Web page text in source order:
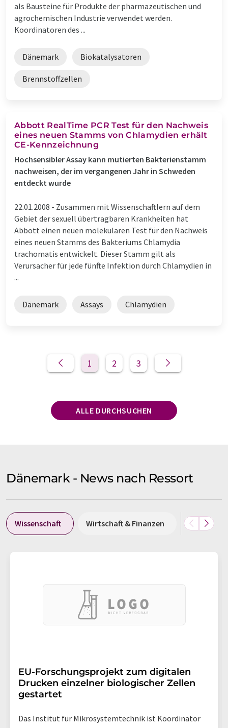
als Bausteine für Produkte der pharmazeutischen und
agrochemischen Industrie verwendet werden.
Koordinatoren des ...
Dänemark Biokatalysatoren
Brennstoffzellen
Abbott RealTime PCR Test für den Nachweis
eines neuen Stamms von Chlamydien erhält
CE-Kennzeichnung
Hochsensibler Assay kann mutierten Bakterienstamm
nachweisen, der im vergangenen Jahr in Schweden
entdeckt wurde
22.01.2008 - Zusammen mit Wissenschaftlern auf dem
Gebiet der sexuell übertragbaren Krankheiten hat
Abbott einen neuen molekularen Test für den Nachweis
eines neuen Stamms des Bakteriums Chlamydia
trachomatis entwickelt. Dieser Stamm gilt als
Verursacher für jede fünfte Infektion durch Chlamydien in
...
Dänemark Assays Chlamydien
1 2 3
ALLE DURCHSUCHEN
Dänemark - News nach Ressort
Wissenschaft Wirtschaft & Finanzen Politik &
EU-Forschungsprojekt zum digitalen
Drucken einzelner biologischer Zellen
gestartet
Das Institut für Mikrosystemtechnik ist Koordinator